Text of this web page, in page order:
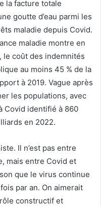
la facture totale
goutte d’eau parmi les
maladie depuis Covid.
maladie montre en
le coût des indemnités
au moins 45 % de la
à 2019. Vague après
les populations, avec
Covid identifié à 860
en 2022.
Il n’est pas entre
mais entre Covid et
que le virus continue
par an. On aimerait
constructif et